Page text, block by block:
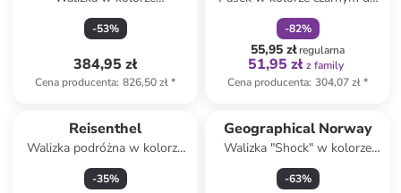
antracytowym - 32 x 53 x 22
cm
-53%
384,95 zł
Cena producenta: 826,50 zł*
walizki - 170 x 6 cm
-82%
55,95 złregularna
51,95 zł z family
Cena producenta: 304,07 zł*
Reisenthel
Walizka podróżna w kolorze
granatowym - 49 x 41 x 30
cm
-35%
Geographical Norway
Walizka "Shock" w kolorze
niebieskim - 34 x 52 x 21 cm
-63%